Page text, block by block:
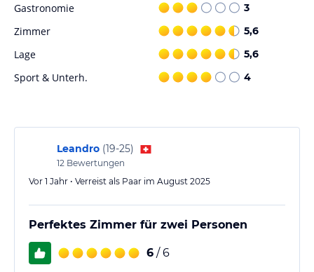
Gastronomie 3
Zimmer 5,6
Lage 5,6
Sport & Unterh. 4
Leandro (19-25)
12 Bewertungen
Vor 1 Jahr • Verreist als Paar im August 2025
Perfektes Zimmer für zwei Personen
6 / 6